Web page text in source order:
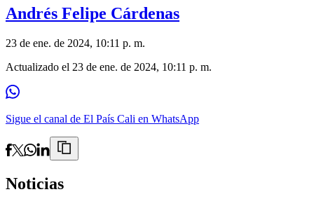
Andrés Felipe Cárdenas
23 de ene. de 2024, 10:11 p. m.
Actualizado el 23 de ene. de 2024, 10:11 p. m.
Sigue el canal de El País Cali en WhatsApp
Noticias